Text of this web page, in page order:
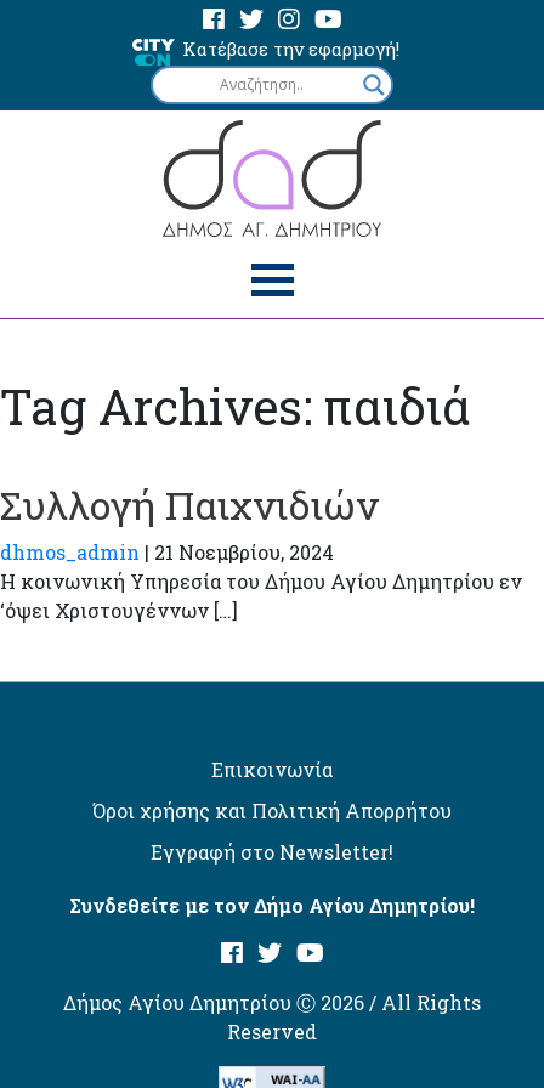
Κατέβασε την εφαρμογή!
Tag Archives: παιδιά
Συλλογή Παιχνιδιών
dhmos_admin | 21 Νοεμβρίου, 2024
Η κοινωνική Υπηρεσία του Δήμου Αγίου Δημητρίου εν
‘όψει Χριστουγέννων […]
Επικοινωνία
Όροι χρήσης και Πολιτική Απορρήτου
Εγγραφή στο Newsletter!
Συνδεθείτε με τον Δήμο Αγίου Δημητρίου!
Δήμος Αγίου Δημητρίου Ⓒ 2026 / All Rights
Reserved